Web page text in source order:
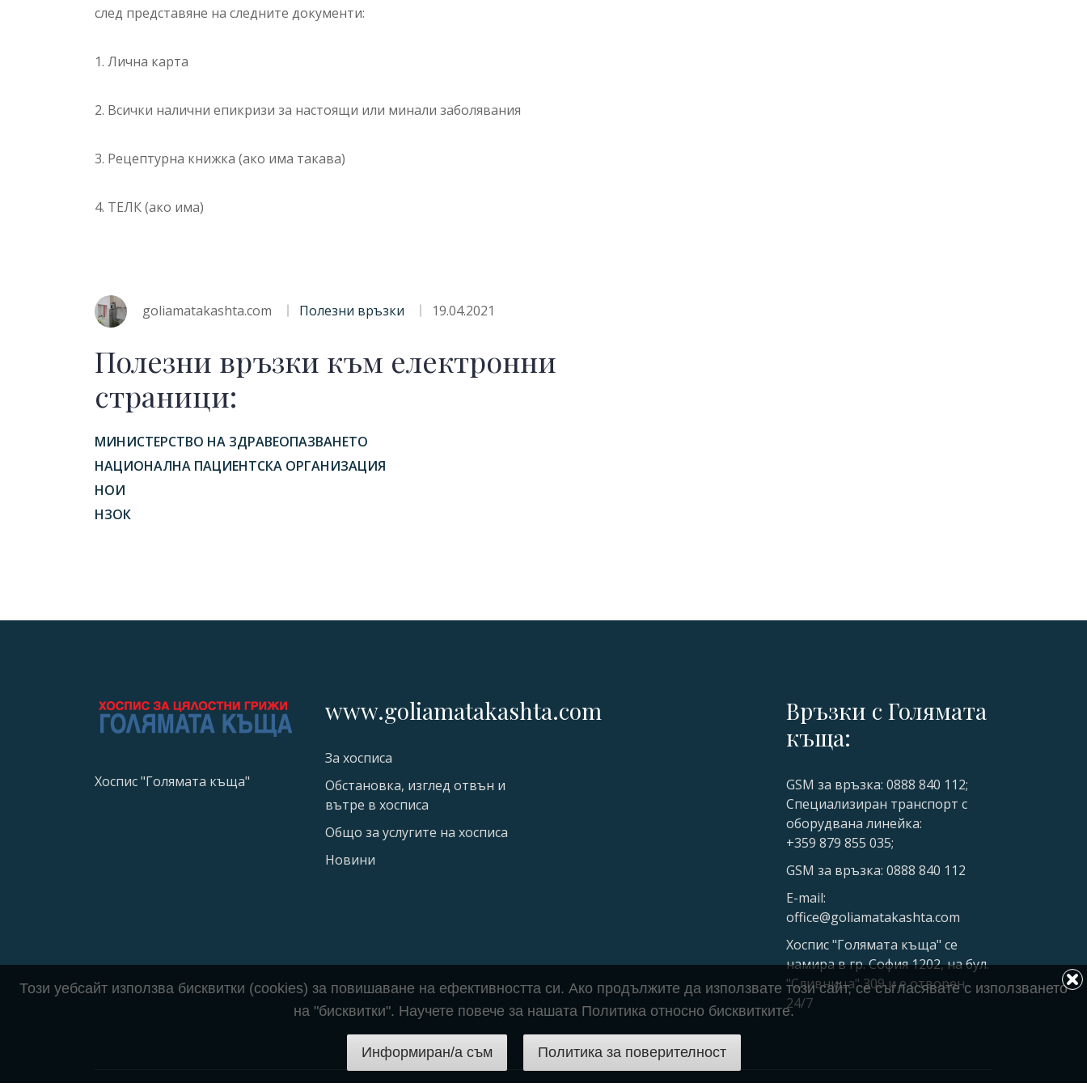
след представяне на следните документи:
1. Лична карта
2. Всички налични епикризи за настоящи или минали заболявания
3. Рецептурна книжка (ако има такава)
4. ТЕЛК (ако има)
goliamatakashta.com Полезни връзки 19.04.2021
Полезни връзки към електронни
страници:
МИНИСТЕРСТВО НА ЗДРАВЕОПАЗВАНЕТО
НАЦИОНАЛНА ПАЦИЕНТСКА ОРГАНИЗАЦИЯ
НОИ
НЗОК
Хоспис "Голямата къща"
www.goliamatakashta.com
За хосписа
Обстановка, изглед отвън и
вътре в хосписа
Общо за услугите на хосписа
Новини
Връзки с Голямата
къща:
GSM за връзка: 0888 840 112;
Специализиран транспорт с
оборудвана линейка:
+359 879 855 035;
GSM за връзка: 0888 840 112
E-mail:
office@goliamatakashta.com
Хоспис "Голямата къща" се
намира в гр. София 1202, на бул.
"Сливница" 309 и е отворен
24/7
Този уебсайт използва бисквитки (cookies) за повишаване на ефективността си. Ако продължите да използвате този сайт, се съгласявате с използването
на "бисквитки". Научете повече за нашата Политика относно бисквитките.
Информиран/а съм Политика за поверителност